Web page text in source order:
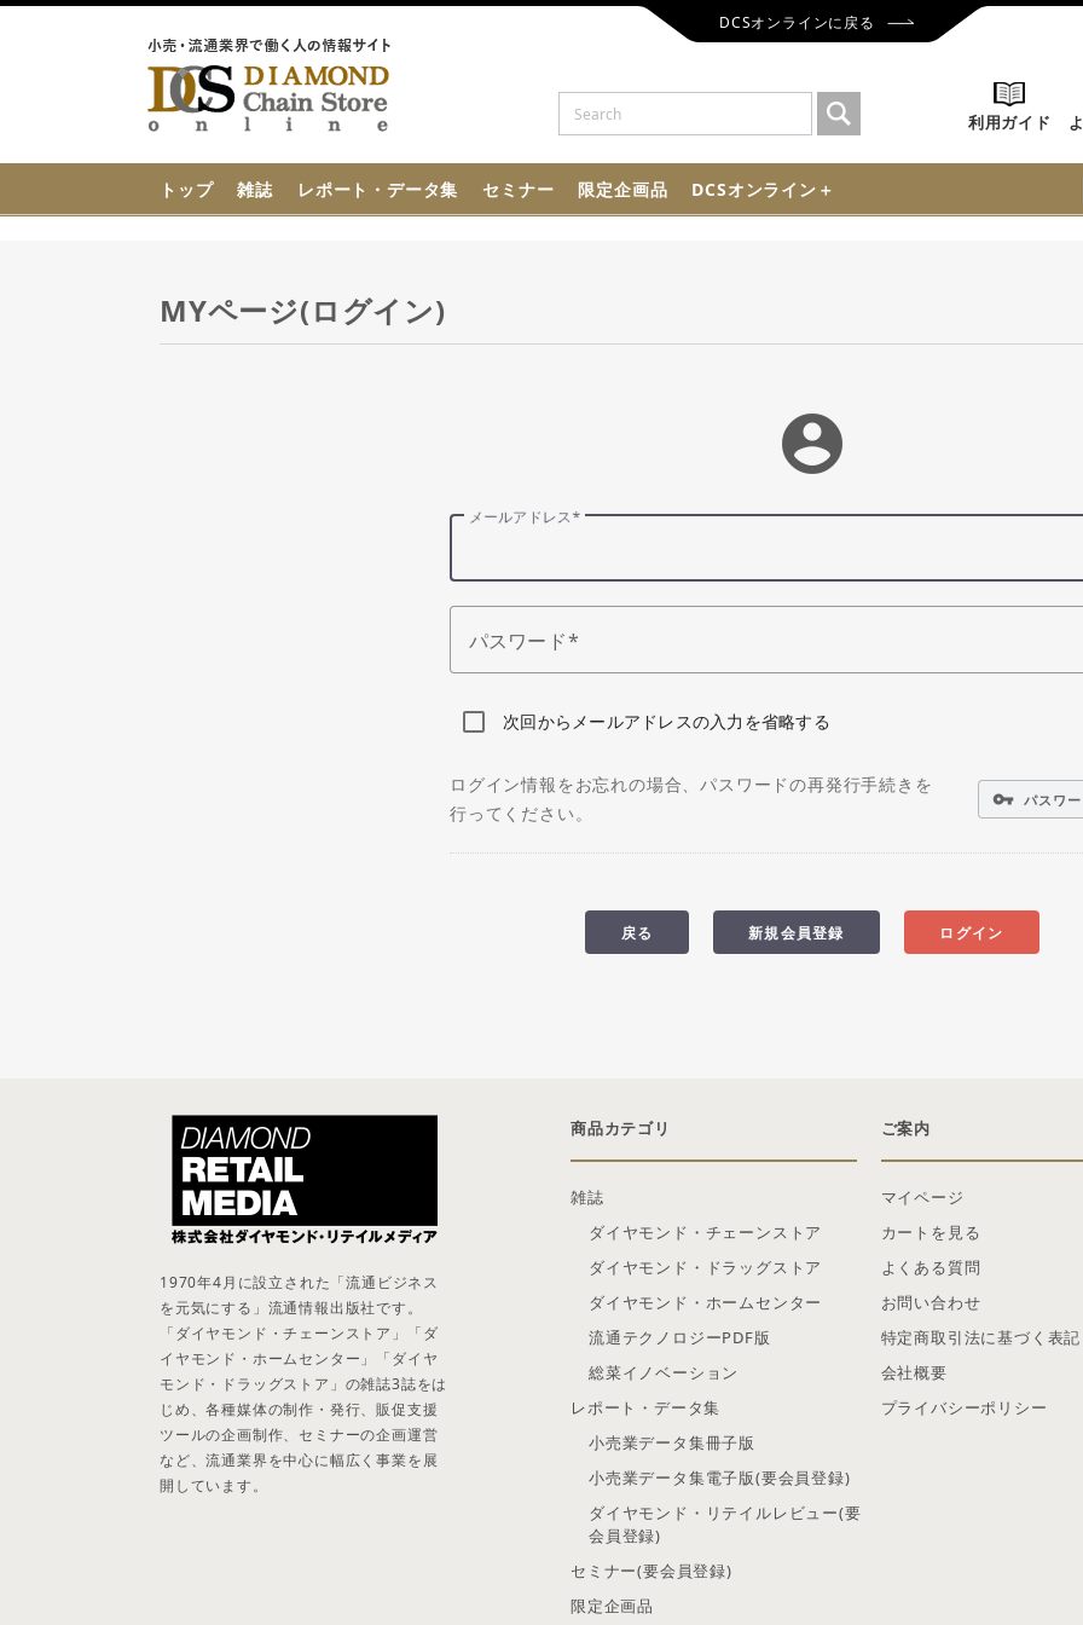
DCSオンラインに戻る
利用ガイド
トップ 雑誌 レポート・データ集 セミナー 限定企画品 DCSオンライン＋
MYページ(ログイン)
account_circle
メールアドレス
パスワード
次回からメールアドレスの入力を省略する
ログイン情報をお忘れの場合、パスワードの再発行手続きを
行ってください。
vpn_key パスワ
ログイン
新規会員登録
戻る
商品カテゴリ
雑誌
ダイヤモンド・チェーンストア
ダイヤモンド・ドラッグストア
ダイヤモンド・ホームセンター
流通テクノロジーPDF版
総菜イノベーション
レポート・データ集
小売業データ集冊子版
小売業データ集電子版(要会員登録)
ダイヤモンド・リテイルレビュー(要
会員登録)
セミナー(要会員登録)
限定企画品
ご案内
マイページ
カートを見る
よくある質問
お問い合わせ
特定商取引法に基づく表記
会社概要
プライバシーポリシー
1970年4月に設立された「流通ビジネス
を元気にする」流通情報出版社です。
「ダイヤモンド・チェーンストア」「ダ
イヤモンド・ホームセンター」「ダイヤ
モンド・ドラッグストア」の雑誌3誌をは
じめ、各種媒体の制作・発行、販促支援
ツールの企画制作、セミナーの企画運営
など、流通業界を中心に幅広く事業を展
開しています。